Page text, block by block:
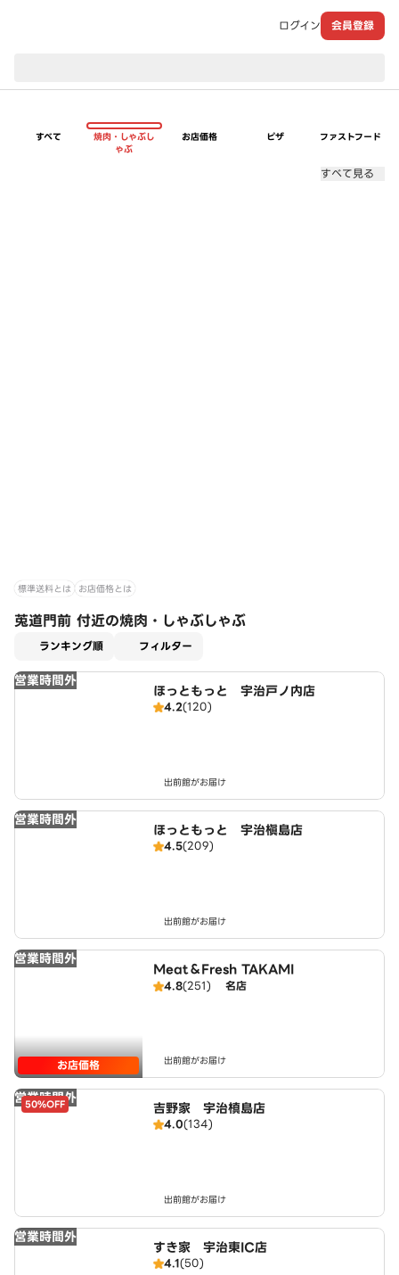
ログイン 会員登録
すべて
焼肉・しゃぶし
ゃぶ
お店価格 ピザ ファストフード
すべて見る
標準送料とは お店価格とは
莵道門前 付近の焼肉・しゃぶしゃぶ
ランキング順 フィルター
営業時間外
ほっともっと 宇治戸ノ内店
4.2(120)
出前館がお届け
営業時間外
ほっともっと 宇治槇島店
4.5(209)
出前館がお届け
営業時間外
お店価格
Meat＆Fresh TAKAMI
4.8(251) 名店
出前館がお届け
営業時間外
50%OFF 吉野家 宇治槙島店
4.0(134)
出前館がお届け
営業時間外
すき家 宇治東IC店
4.1(50)